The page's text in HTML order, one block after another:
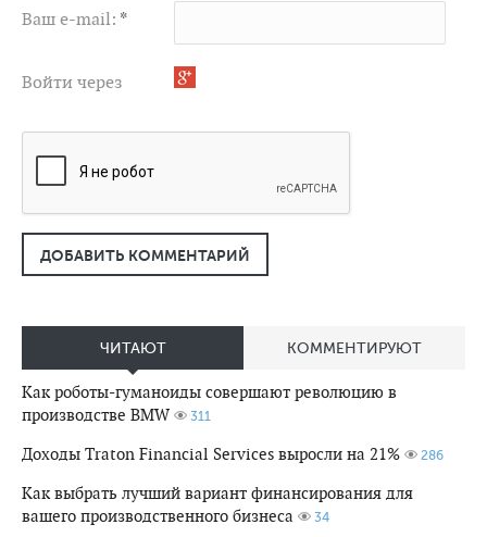
Ваш e-mail: *
Войти через
ДОБАВИТЬ КОММЕНТАРИЙ
ЧИТАЮТ КОММЕНТИРУЮТ
Как роботы-гуманоиды совершают революцию в
производстве BMW
311
Доходы Traton Financial Services выросли на 21% 286
Как выбрать лучший вариант финансирования для
вашего производственного бизнеса
34